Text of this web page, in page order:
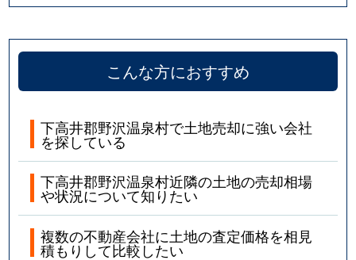
こんな方におすすめ
下高井郡野沢温泉村で土地売却に強い会社
を探している
下高井郡野沢温泉村近隣の土地の売却相場
や状況について知りたい
複数の不動産会社に土地の査定価格を相見
積もりして比較したい